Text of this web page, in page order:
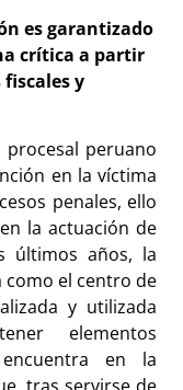
es garantizado
crítica a partir
y
peruano
en la víctima
penales, ello
la actuación de
últimos años, la
como el centro de
y utilizada
elementos
en la